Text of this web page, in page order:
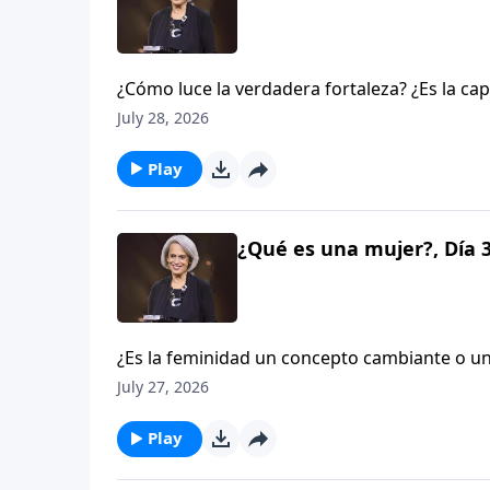
¿Cómo luce la verdadera fortaleza? ¿Es la
emociones para mostrar una valentía
Corazones.
July 28, 2026
Play
¿Qué es una mujer?, Día
¿Es la feminidad un concepto cambiante o
disforia de género, Mary Kassian nos
edificante episodio de Aviva Nuestros
July 27, 2026
Play